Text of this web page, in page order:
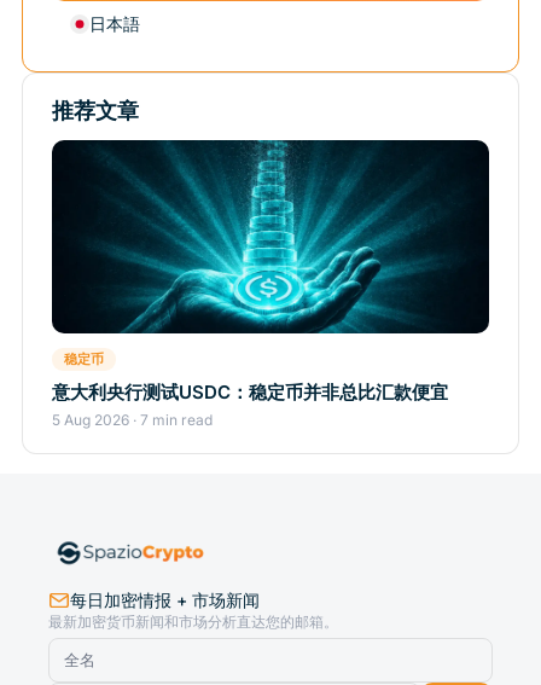
日本語
推荐文章
稳定币
意大利央行测试USDC：稳定币并非总比汇款便宜
5 Aug 2026 · 7 min read
每日加密情报 + 市场新闻
最新加密货币新闻和市场分析直达您的邮箱。